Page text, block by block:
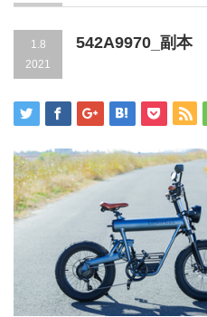
1.8
2021
542A9970_副本